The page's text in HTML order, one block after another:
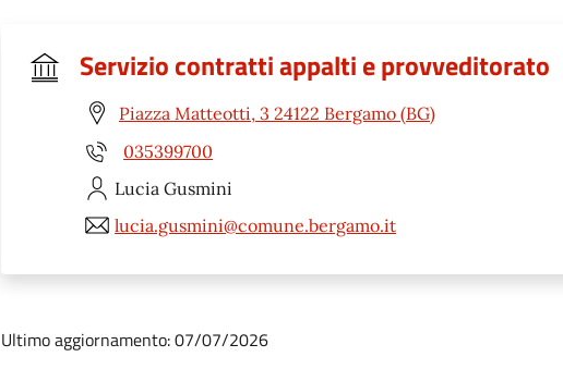
Servizio contratti appalti e provveditorato
Piazza Matteotti, 3 24122 Bergamo (BG)
035399700
Lucia Gusmini
lucia.gusmini@comune.bergamo.it
Ultimo aggiornamento: 07/07/2026